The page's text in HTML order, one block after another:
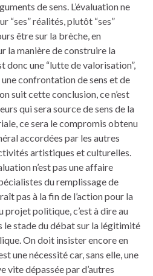
de sens. L’évaluation ne
“ses” réalités, plutôt “ses”
être sur la brèche, en
la manière de construire la
donc une “lutte de valorisation”,
confrontation de sens et de
suit cette conclusion, ce n’est
qui sera source de sens de la
ce sera le compromis obtenu
accordées par les autres
artistiques et culturelles.
n’est pas une affaire
du remplissage de
pas à la fin de l’action pour la
politique, c’est à dire au
stade du débat sur la légitimité
On doit insister encore en
une nécessité car, sans elle, une
dépassée par d’autres